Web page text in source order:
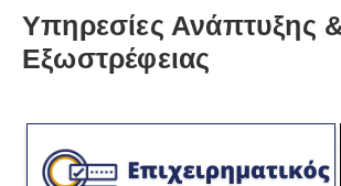
Υπηρεσίες Ανάπτυξης
Εξωστρέφειας